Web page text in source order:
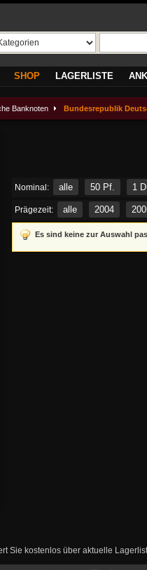
SHOP LAGERLISTE
Banknoten Bundesrepublik
Nominal: alle 50 Pf. 1
Prägezeit: alle 2004
Es sind keine zur Auswahl
Sie kostenlos über aktuelle